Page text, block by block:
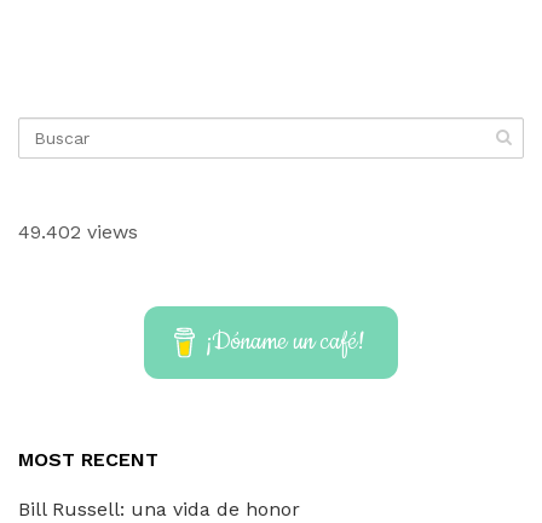
49.402 views
¡Dóname un café!
MOST RECENT
Bill Russell: una vida de honor